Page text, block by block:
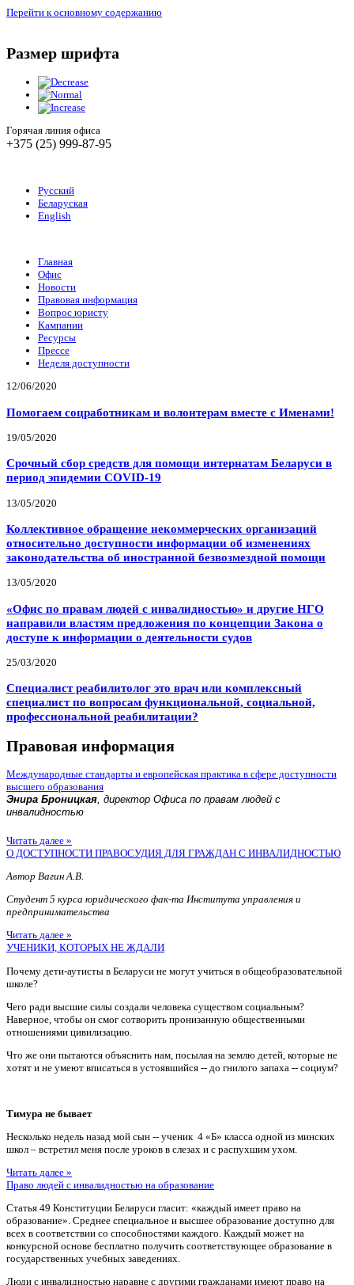
Перейти к основному содержанию
Размер шрифта
Горячая линия офиса
+375 (25) 999-87-95
Русский
Беларуская
English
Главная
Офис
Новости
Правовая информация
Вопрос юристу
Кампании
Ресурсы
Прессе
Неделя доступности
12/06/2020
Помогаем соцработникам и волонтерам вместе с Именами!
19/05/2020
Срочный сбор средств для помощи интернатам Беларуси в
период эпидемии COVID-19
13/05/2020
Коллективное обращение некоммерческих организаций
относительно доступности информации об изменениях
законодательства об иностранной безвозмездной помощи
13/05/2020
«Офис по правам людей с инвалидностью» и другие НГО
направили властям предложения по концепции Закона о
доступе к информации о деятельности судов
25/03/2020
Специалист реабилитолог это врач или комплексный
специалист по вопросам функциональной, социальной,
профессиональной реабилитации?
Правовая информация
Международные стандарты и европейская практика в сфере доступности
высшего образования
Энира Броницкая, директор Офиса по правам людей с
инвалидностью
Читать далее »
О ДОСТУПНОСТИ ПРАВОСУДИЯ ДЛЯ ГРАЖДАН С ИНВАЛИДНОСТЬЮ
Автор Вагин А.В.
Студент 5 курса юридического фак-та Института управления и
предпринимательства
Читать далее »
УЧЕНИКИ, КОТОРЫХ НЕ ЖДАЛИ
Почему дети-аутисты в Беларуси не могут учиться в общеобразовательной
школе?
Чего ради высшие силы создали человека существом социальным?
Наверное, чтобы он смог сотворить пронизанную общественными
отношениями цивилизацию.
Что же они пытаются объяснить нам, посылая на землю детей, которые не
хотят и не умеют вписаться в устоявшийся -- до гнилого запаха -- социум?
Тимура не бывает
Несколько недель назад мой сын -- ученик 4 «Б» класса одной из минских
школ – встретил меня после уроков в слезах и с распухшим ухом.
Читать далее »
Право людей с инвалидностью на образование
Статья 49 Конституции Беларуси гласит: «каждый имеет право на
образование». Среднее специальное и высшее образование доступно для
всех в соответствии со способностями каждого. Каждый может на
конкурсной основе бесплатно получить соответствующее образование в
государственных учебных заведениях.
Люди с инвалидностью наравне с другими гражданами имеют право на